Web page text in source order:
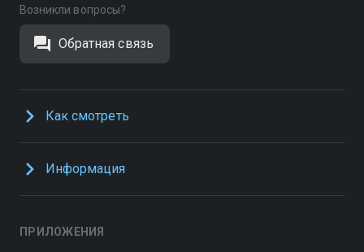
Возникли вопросы?
Обратная связь
Как смотреть
Информация
ПРИЛОЖЕНИЯ